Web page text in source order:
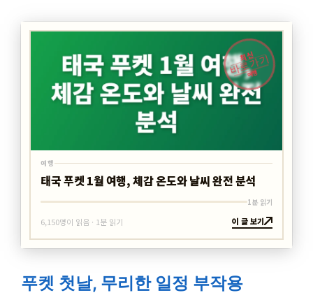
최신
바로가기
여행
여행
태국 푸켓 1월 여행, 체감 온도와 날씨 완전 분석
1분 읽기
6,150명이 읽음 · 1분 읽기 이 글 보기
푸켓 첫날, 무리한 일정 부작용